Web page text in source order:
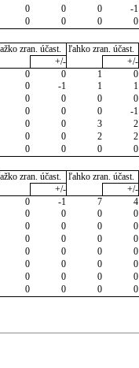
0 0 0 -1
0 0 0 0
zran. účast. ľahko zran. účast.
+/- +/-
0 0 1 0
0 -1 1 1
0 0 0 0
0 0 0 -1
0 0 3 2
0 0 2 2
0 0 0 0
zran. účast. ľahko zran. účast.
+/- +/-
0 -1 7 4
0 0 0 0
0 0 0 0
0 0 0 0
0 0 0 0
0 0 0 0
0 0 0 0
0 0 0 0